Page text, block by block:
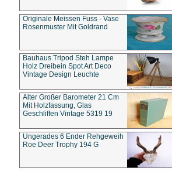
Originale Meissen Fuss - Vase
Rosenmuster Mit Goldrand
Bauhaus Tripod Steh Lampe
Holz Dreibein Spot Art Deco
Vintage Design Leuchte
Alter Großer Barometer 21 Cm
Mit Holzfassung, Glas
Geschliffen Vintage 5319 19
Ungerades 6 Ender Rehgeweih
Roe Deer Trophy 194 G